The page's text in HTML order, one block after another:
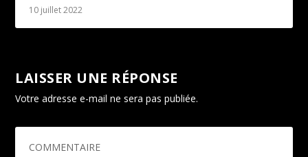
10 juillet 2022
LAISSER UNE RÉPONSE
Votre adresse e-mail ne sera pas publiée.
obligatoires sont indiqués avec